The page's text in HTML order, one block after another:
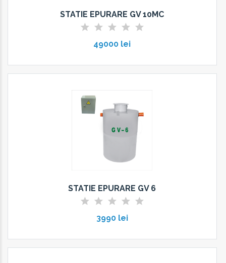
STATIE EPURARE GV 10MC
49000 lei
STATIE EPURARE GV 6
3990 lei